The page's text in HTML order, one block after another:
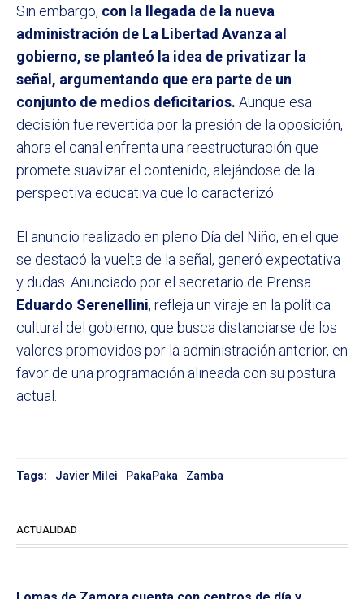
Sin embargo, con la llegada de la nueva
administración de La Libertad Avanza al
gobierno, se planteó la idea de privatizar la
señal, argumentando que era parte de un
conjunto de medios deficitarios. Aunque esa
decisión fue revertida por la presión de la oposición,
ahora el canal enfrenta una reestructuración que
promete suavizar el contenido, alejándose de la
perspectiva educativa que lo caracterizó.
El anuncio realizado en pleno Día del Niño, en el que
se destacó la vuelta de la señal, generó expectativa
y dudas. Anunciado por el secretario de Prensa
Eduardo Serenellini, refleja un viraje en la política
cultural del gobierno, que busca distanciarse de los
valores promovidos por la administración anterior, en
favor de una programación alineada con su postura
actual.
Tags: Javier Milei PakaPaka Zamba
ACTUALIDAD